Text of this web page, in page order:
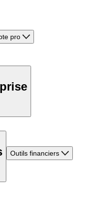
pro
Outils financiers